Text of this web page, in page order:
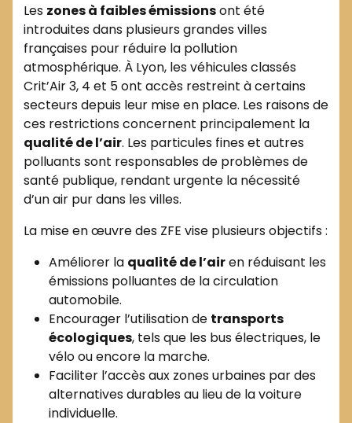
Les zones à faibles émissionsont été
introduites dans plusieurs grandes villes
françaises pour réduire la pollution
atmosphérique. À Lyon, les véhicules classés
Crit’Air 3, 4 et 5 ont accès restreint à certains
secteurs depuis leur mise en place. Les raisons de
ces restrictions concernent principalement la
qualité de l’air. Les particules fines et autres
polluants sont responsables de problèmes de
santé publique, rendant urgente la nécessité
d’un air pur dans les villes.
La mise en œuvre des ZFE vise plusieurs objectifs :
Améliorer la qualité de l’airen réduisant les
émissions polluantes de la circulation
automobile.
Encourager l’utilisation de transports
écologiques, tels que les bus électriques, le
vélo ou encore la marche.
Faciliter l’accès aux zones urbaines par des
alternatives durables au lieu de la voiture
individuelle.